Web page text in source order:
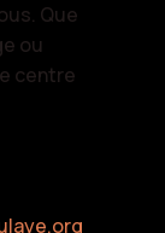
Que
ou
centre